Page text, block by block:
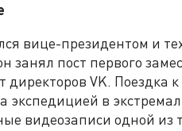
вице-президентом и
занял пост первого
директоров VK. Поездка
в
видеозаписи одной из